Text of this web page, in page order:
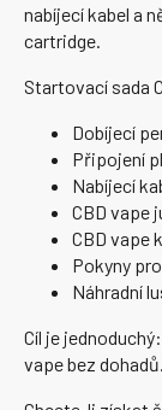
nabíjecí kabel a
cartridge.
Startovací sada
Dobíjecí
Připojení
Nabíjecí
CBD vape
CBD vape
Pokyny
Náhradní
Cíl je
vape bez dohadů.